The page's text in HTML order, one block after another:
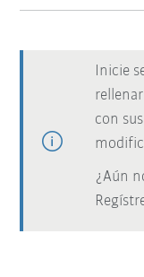
Inicie
con
¿Aún